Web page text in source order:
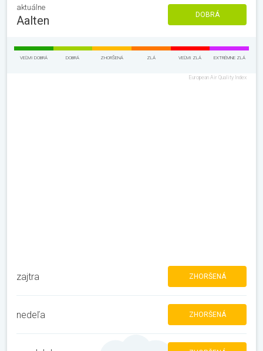
aktuálne
Aalten DOBRÁ
VEĽMI DOBRÁ DOBRÁ ZHORŠENÁ ZLÁ VEĽMI ZLÁ EXTRÉMNE ZLÁ
European Air Quality Index
zajtra ZHORŠENÁ
nedeľa ZHORŠENÁ